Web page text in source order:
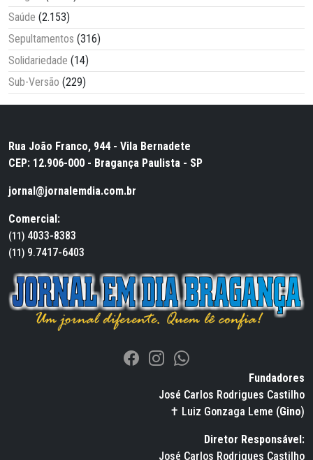
Saúde (2.153)
Sepultamentos (316)
Solidariedade (14)
Sub-Versão (229)
Rua João Franco, 944 - Vila Bernadete
CEP: 12.906-000 - Bragança Paulista - SP
jornal@jornalemdia.com.br
Comercial:
(11) 4033-8383
(11) 9.7417-6403
Fundadores
José Carlos Rodrigues Castilho
✝ Luiz Gonzaga Leme (Gino)
Diretor Responsável:
José Carlos Rodrigues Castilho